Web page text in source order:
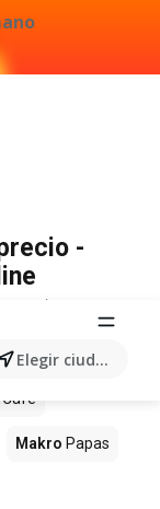
Elegir ciudad
-
este
Café
Makro Papas